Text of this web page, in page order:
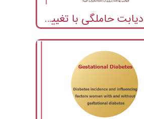
درمان دیابت حاملگی با تغییر سبک زندگی